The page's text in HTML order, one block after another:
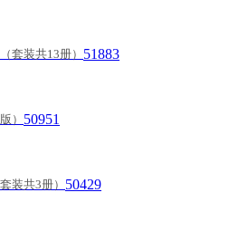
套装共13册） 51883
） 50951
装共3册） 50429